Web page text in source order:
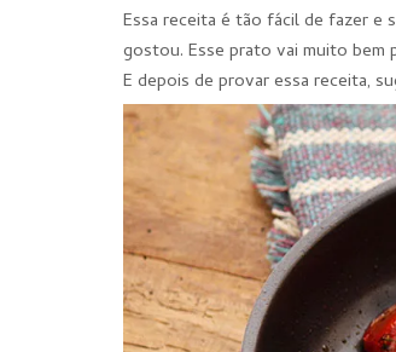
Essa receita é tão fácil de fazer e
gostou. Esse prato vai muito bem
E depois de provar essa receita,